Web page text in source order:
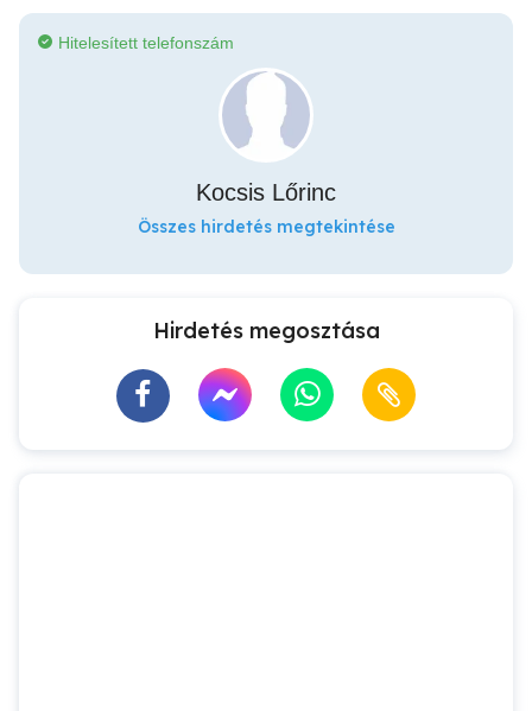
Hitelesített telefonszám
Kocsis Lőrinc
Összes hirdetés megtekintése
Hirdetés megosztása